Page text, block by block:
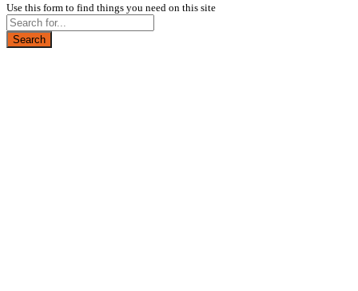
Use this form to find things you need on this site
Search